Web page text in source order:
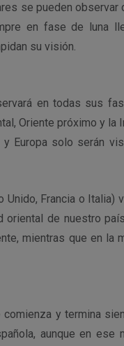
se pueden observar
en fase de luna
su visión.
en todas sus
Oriente próximo y la
y Europa solo serán
Unido, Francia o
oriental de nuestro
mientras que en la
y termina
aunque en